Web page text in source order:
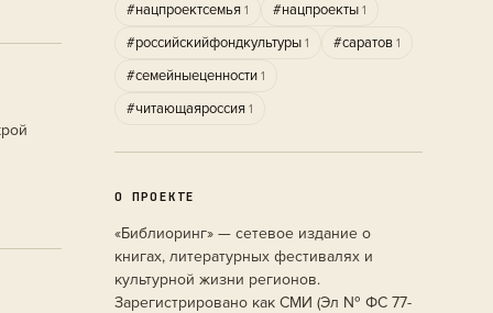
#нацпроектсемья 1 #нацпроекты 1
#российскийфондкультуры 1 #саратов 1
#семейныеценности 1
#читающаяроссия 1
О ПРОЕКТЕ
«Библиоринг» — сетевое издание о
книгах, литературных фестивалях и
культурной жизни регионов.
Зарегистрировано как СМИ (Эл № ФС 77-